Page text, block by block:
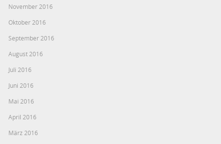
November 2016
Oktober 2016
September 2016
August 2016
Juli 2016
Juni 2016
Mai 2016
April 2016
März 2016